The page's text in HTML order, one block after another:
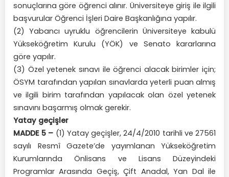
sonuçlarına göre öğrenci alınır. Üniversiteye giriş ile ilgili
başvurular Öğrenci İşleri Daire Başkanlığına yapılır.
(2) Yabancı uyruklu öğrencilerin Üniversiteye kabulü
Yükseköğretim Kurulu (YÖK) ve Senato kararlarına
göre yapılır.
(3) Özel yetenek sınavı ile öğrenci alacak birimler için;
ÖSYM tarafından yapılan sınavlarda yeterli puan almış
ve ilgili birim tarafından yapılacak olan özel yetenek
sınavını başarmış olmak gerekir.
Yatay geçişler
MADDE 5 – (1) Yatay geçişler, 24/4/2010 tarihli ve 27561
sayılı Resmî Gazete’de yayımlanan Yükseköğretim
Kurumlarında Önlisans ve Lisans Düzeyindeki
Programlar Arasında Geçiş, Çift Anadal, Yan Dal ile